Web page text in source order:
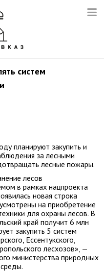
систем
планируют закупить и
за лесными
лесные пожары.
лесов
в рамках нацпроекта
новая строка
на приобретение
для охраны лесов. В
край получит 6 млн
закупить 5 систем
Ессентукского,
лесхозов», —
министерства природных